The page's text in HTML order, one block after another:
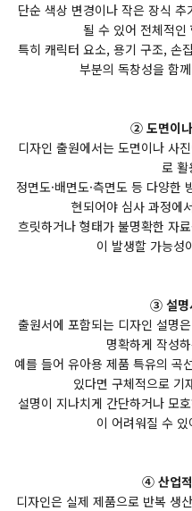
단순 색상 변경이나 작은 장식
될 수 있어 전체적인
특히 캐릭터 요소, 용기 구조, 손
부분의 독창성을 함
② 도면이
디자인 출원에서는 도면이나 사
로 활
정면도·배면도·측면도 등 다양한
현되어야 심사 과정에
흐릿하거나 형태가 불명확한 자
이 발생할 가능성
③ 설명
출원서에 포함되는 디자인 설명
명확하게 작성
예를 들어 유아용 제품 특유의 곡
있다면 구체적으로 기
설명이 지나치게 간단하거나 모
이 어려워질 수
④ 산업
디자인은 실제 제품으로 반복 생